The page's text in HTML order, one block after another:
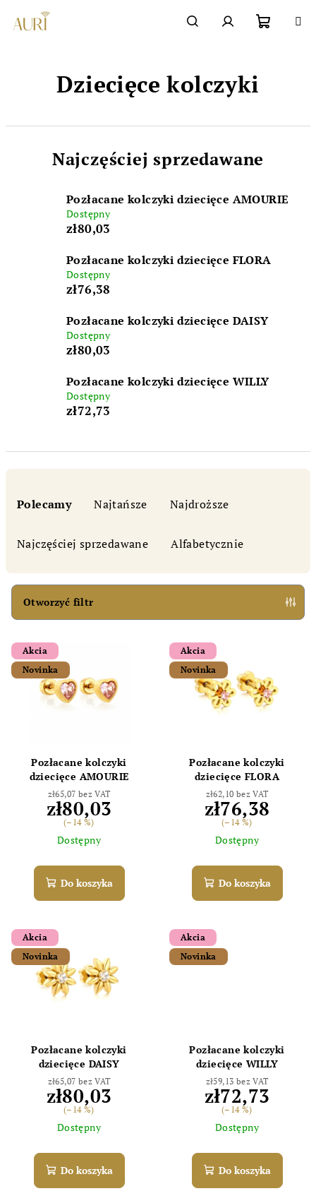
treści
się
Dziecięce kolczyki
Najczęściej sprzedawane
Pozłacane kolczyki dziecięce AMOURIE
Dostępny
zł80,03
Pozłacane kolczyki dziecięce FLORA
Dostępny
zł76,38
Pozłacane kolczyki dziecięce DAISY
Dostępny
zł80,03
Pozłacane kolczyki dziecięce WILLY
Dostępny
zł72,73
w
n
e
p
Polecamy Najtańsze Najdroższe
Najczęściej sprzedawane Alfabetycznie
Otworzyć filtr
L
s
Akcia
Novinka
Pozłacane kolczyki
dziecięce AMOURIE
zł65,07 bez VAT
zł80,03
(–14 %)
Dostępny
Do koszyka
Akcia
Novinka
Pozłacane kolczyki
dziecięce FLORA
zł62,10 bez VAT
zł76,38
(–14 %)
Dostępny
Do koszyka
Akcia
Novinka
Pozłacane kolczyki
dziecięce DAISY
zł65,07 bez VAT
zł80,03
(–14 %)
Dostępny
Do koszyka
Akcia
Novinka
Pozłacane kolczyki
dziecięce WILLY
zł59,13 bez VAT
zł72,73
(–14 %)
Dostępny
Do koszyka
Chatbot šperkovnice AURI